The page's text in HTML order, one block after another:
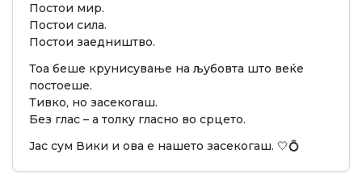
Постои мир.
Постои сила.
Постои заедништво.
Тоа беше крунисување на љубовта што веќе
постоеше.
Тивко, но засекогаш.
Без глас – а толку гласно во срцето.
Јас сум Вики и ова е нашето засекогаш. 🤍💍